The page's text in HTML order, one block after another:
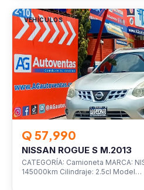
VEHÍCULOS
Q 57,990
NISSAN ROGUE S M.2013
CATEGORÍA: Camioneta MARCA:
145000km Cilindraje: 2.5cl Model…